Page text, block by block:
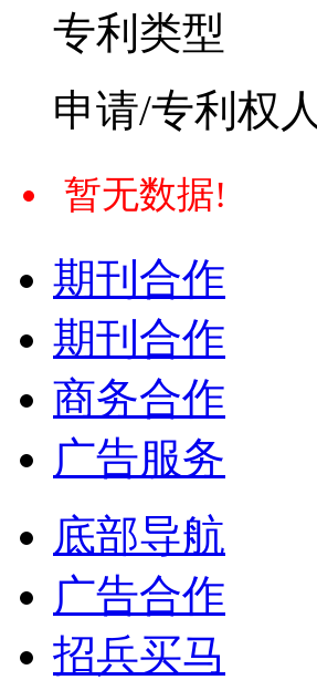
专利类型
申请/专利权人
暂无数据!
期刊合作
期刊合作
商务合作
广告服务
底部导航
广告合作
招兵买马